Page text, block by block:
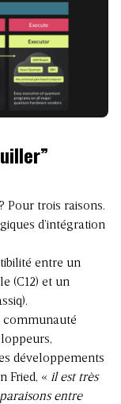
Pour trois raisons.
d’intégration
entre un
(C12) et un
communauté
développements
Fried, « il est très
entre